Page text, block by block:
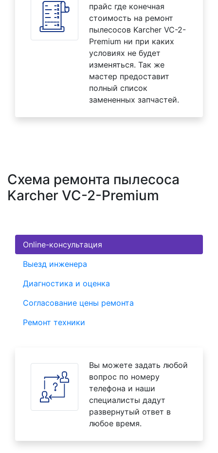
прайс где конечная
стоимость на ремонт
пылесосов Karcher VC-2-
Premium ни при каких
условиях не будет
изменяться. Так же
мастер предоставит
полный список
замененных запчастей.
Схема ремонта пылесоса
Karcher VC-2-Premium
Online-консультация
Выезд инженера
Диагностика и оценка
Согласование цены ремонта
Ремонт техники
Вы можете задать любой
вопрос по номеру
телефона и наши
специалисты дадут
развернутый ответ в
любое время.